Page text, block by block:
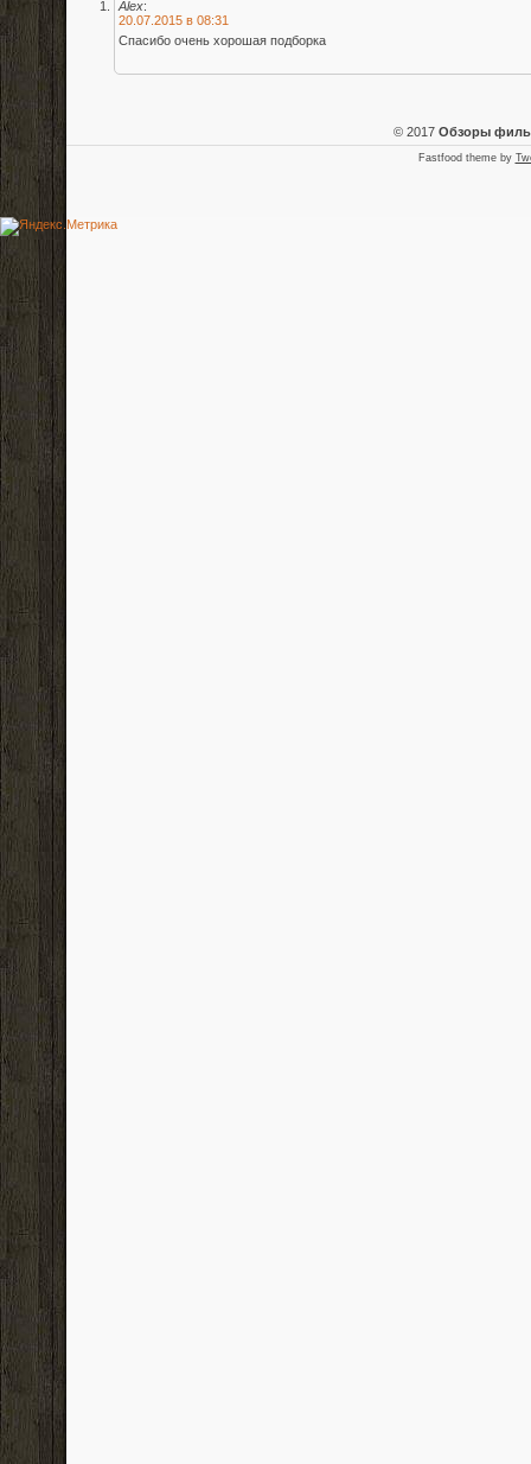
Alex:
20.07.2015 в 08:31
Спасибо очень хорошая подборка
© 2017 Обзоры
Fastfood theme by